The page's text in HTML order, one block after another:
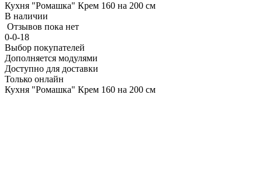
Кухня "Ромашка" Крем 160 на 200 см
В наличии
Отзывов пока нет
0-0-18
Выбор покупателей
Дополняется модулями
Доступно для доставки
Только онлайн
Кухня "Ромашка" Крем 160 на 200 см